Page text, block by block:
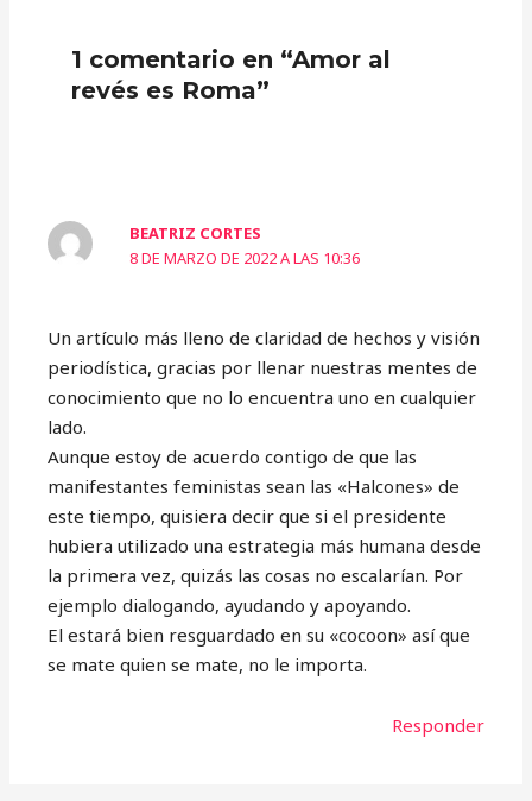
1 comentario en “Amor al
revés es Roma”
BEATRIZ CORTES
8 DE MARZO DE 2022 A LAS 10:36
Un artículo más lleno de claridad de hechos y visión
periodística, gracias por llenar nuestras mentes de
conocimiento que no lo encuentra uno en cualquier
lado.
Aunque estoy de acuerdo contigo de que las
manifestantes feministas sean las «Halcones» de
este tiempo, quisiera decir que si el presidente
hubiera utilizado una estrategia más humana desde
la primera vez, quizás las cosas no escalarían. Por
ejemplo dialogando, ayudando y apoyando.
El estará bien resguardado en su «cocoon» así que
se mate quien se mate, no le importa.
Responder